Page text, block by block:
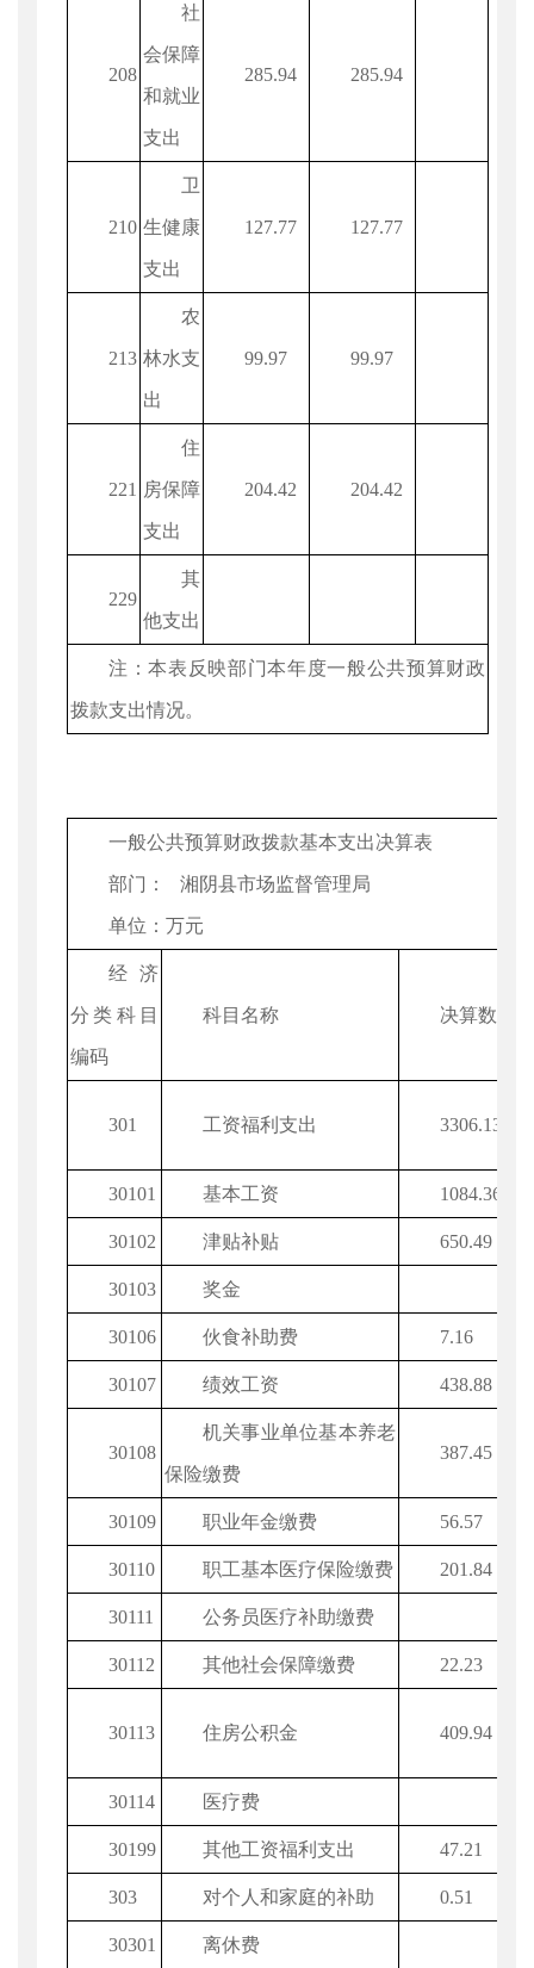
208
社
会保障
和就业
支出
285.94 285.94
210
卫
生健康
支出
127.77 127.77
213
农
林水支
出
99.97 99.97
221
住
房保障
支出
204.42 204.42
229
其
他支出
注：本表反映部门本年度一般公共预算财政
拨款支出情况。
一般公共预算财政拨款基本支出决算表
部门： 湘阴县市
单位：万元
经济
分类科目
编码
科目名称
决算数
301 工资福利支出 3306.133
30101 基本工资 1084.36
30102 津贴补贴 650.49
30103 奖金
30106 伙食补助费 7.16
30107 绩效工资 438.88
30108
机关事业单位基本养老
保险缴费
387.45
30109 职业年金缴费 56.57
30110 职工基本医疗保险缴费 201.84
30111 公务员医疗补助缴费
30112 其他社会保障缴费 22.23
30113 住房公积金 409.94
30114 医疗费
30199 其他工资福利支出 47.21
303 对个人和家庭的补助 0.51
30301 离休费